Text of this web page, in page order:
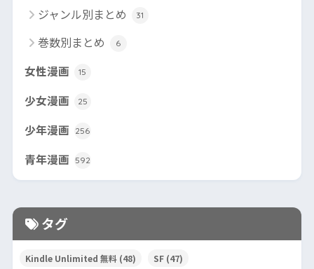
ジャンル別まとめ 31
巻数別まとめ 6
女性漫画 15
少女漫画 25
少年漫画 256
青年漫画 592
タグ
Kindle Unlimited 無料(48) SF(47)